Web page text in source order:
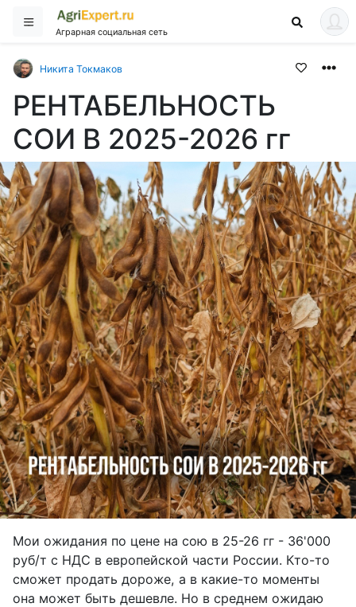
Аграрная социальная сеть
Никита Токмаков
РЕНТАБЕЛЬНОСТЬ
СОИ В 2025-2026 гг
Мои ожидания по цене на сою в 25-26 гг - 36'000
руб/т с НДС в европейской части России. Кто-то
сможет продать дороже, а в какие-то моменты
она может быть дешевле. Но в среднем ожидаю